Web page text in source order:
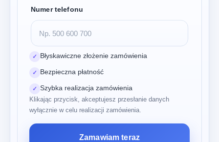
Numer telefonu
✓ Błyskawiczne złożenie zamówienia
✓ Bezpieczna płatność
✓ Szybka realizacja zamówienia
Klikając przycisk, akceptujesz przesłanie danych
wyłącznie w celu realizacji zamówienia.
Zamawiam teraz